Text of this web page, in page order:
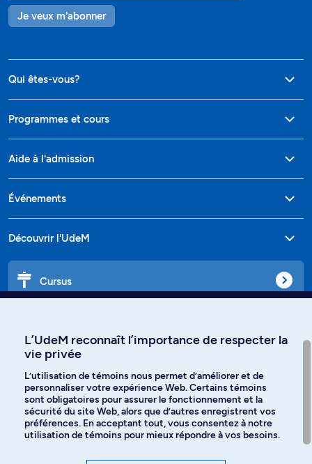
Je veux m'abonner
Qui êtes-vous?
Programmes et cours
Aide à l'admission
Événements
Découvrir l'UdeM
Cursus
Langues
Facebook Instagram
L’UdeM reconnaît l’importance de respecter la
vie privée
L’utilisation de témoins nous permet d’améliorer et de
personnaliser votre expérience Web. Certains témoins
sont obligatoires pour assurer le fonctionnement et la
sécurité du site Web, alors que d’autres enregistrent vos
préférences. En acceptant tout, vous consentez à notre
utilisation de témoins pour mieux répondre à vos besoins.